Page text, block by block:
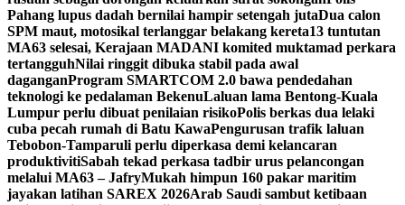
Pahang lupus dadah bernilai hampir setengah jutaDua calon
SPM maut, motosikal terlanggar belakang kereta13 tuntutan
MA63 selesai, Kerajaan MADANI komited muktamad perkara
tertangguhNilai ringgit dibuka stabil pada awal
daganganProgram SMARTCOM 2.0 bawa pendedahan
teknologi ke pedalaman BekenuLaluan lama Bentong-Kuala
Lumpur perlu dibuat penilaian risikoPolis berkas dua lelaki
cuba pecah rumah di Batu KawaPengurusan trafik laluan
Tebobon-Tamparuli perlu diperkasa demi kelancaran
produktivitiSabah tekad perkasa tadbir urus pelancongan
melalui MA63 – JafryMukah himpun 160 pakar maritim
jayakan latihan SAREX 2026Arab Saudi sambut ketibaan